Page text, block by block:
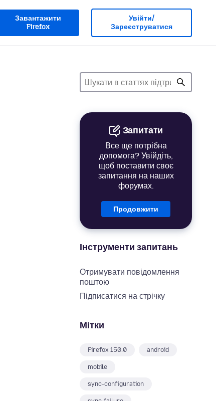
Завантажити
Firefox
Увійти/
Зареєструватися
Запитати
Все ще потрібна
допомога? Увійдіть,
щоб поставити своє
запитання на наших
форумах.
Продовжити
Інструменти запитань
Отримувати повідомлення
поштою
Підписатися на стрічку
Мітки
Firefox 150.0 android
mobile
sync-configuration